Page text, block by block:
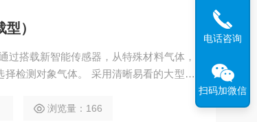
）
采用清晰易看的大型字
浏览量：166
电话咨询
扫码加微信